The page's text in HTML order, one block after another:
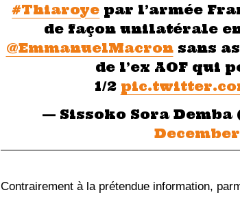
#Thiaroye par l’armée
de façon unilatérale
@EmmanuelMacronsans
de l’ex AOF qui
1/2
— Sissoko Sora Demba
December
Contrairement à la prétendue information,